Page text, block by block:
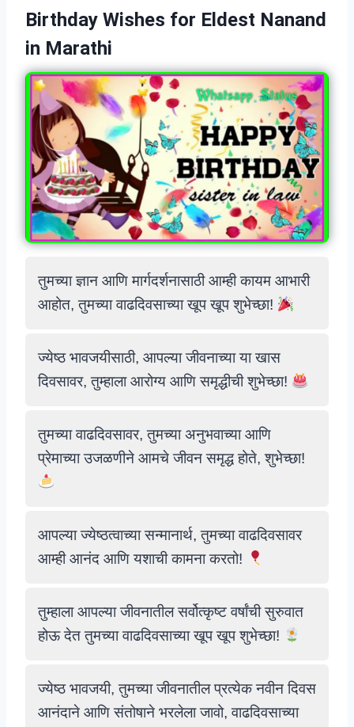
Birthday Wishes for Eldest Nanand
in Marathi
तुमच्या ज्ञान आणि मार्गदर्शनासाठी आम्ही कायम आभारी
आहोत, तुमच्या वाढदिवसाच्या खूप खूप शुभेच्छा!
ज्येष्ठ भावजयीसाठी, आपल्या जीवनाच्या या खास
दिवसावर, तुम्हाला आरोग्य आणि समृद्धीची शुभेच्छा!
तुमच्या वाढदिवसावर, तुमच्या अनुभवाच्या आणि
प्रेमाच्या उजळणीने आमचे जीवन समृद्ध होते, शुभेच्छा!
आपल्या ज्येष्ठत्वाच्या सन्मानार्थ, तुमच्या वाढदिवसावर
आम्ही आनंद आणि यशाची कामना करतो!
तुम्हाला आपल्या जीवनातील सर्वोत्कृष्ट वर्षांची सुरुवात
होऊ देत तुमच्या वाढदिवसाच्या खूप खूप शुभेच्छा!
ज्येष्ठ भावजयी, तुमच्या जीवनातील प्रत्येक नवीन दिवस
आनंदाने आणि संतोषाने भरलेला जावो, वाढदिवसाच्या